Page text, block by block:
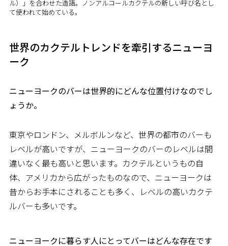
ル）」を合わせた造語。ノンアルコールカクテルの新しい呼び名とし
て使われて始めている。
世界のカクテルトレンドを牽引するニューヨ
ーク
――ニューヨークのバーは世界的にどんな位置付けなのでし
ょうか。
東京やロンドン、メルボルンなど、世界の都市のバーも
レベルが高いですが、ニューヨークのバーのレベルは間
違いなく最も高いと思います。カクテルというもの自
体、アメリカから広がったものなので、ニューヨークは
昔からお手本にされることも多く、レベルの高いカクテ
ルバーも多いです。
――ニューヨークに暮らす人にとってバーはどんな存在です